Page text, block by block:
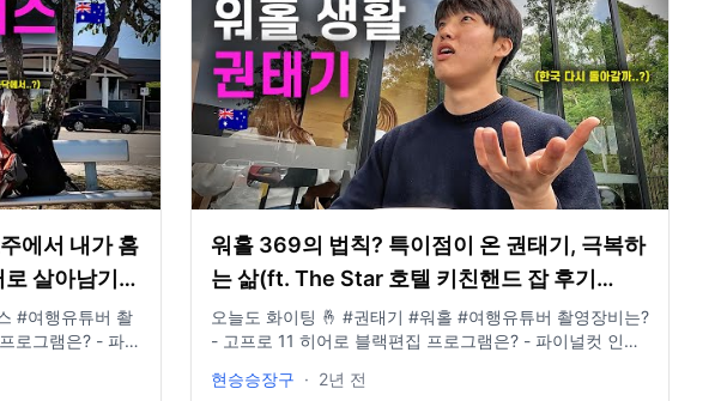
에서 내가 홈
살아남기
여행유튜버 촬
워홀 369의 법칙? 특이점이 온 권태기, 극복하
는 삶(ft. The Star 호텔 키친핸드 잡 후기
👨🏻‍🍳)/호주 워홀러로 살아남기 14
오늘도 화이팅 🤞 #권태기 #워홀 #여행유튜버 촬영장비는?
- 고프로 11 히어로 블랙편집 프로그램은? - 파이널컷 인스
idclrlrlcks@naver.com
현승승장구 · 2년 전